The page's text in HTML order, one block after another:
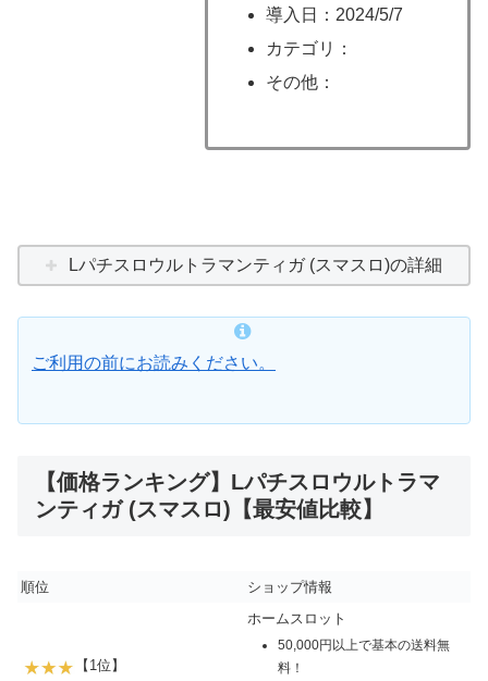
導入日：2024/5/7
カテゴリ：
その他：
Lパチスロウルトラマンティガ (スマスロ)の詳細
ご利用の前にお読みください。
【価格ランキング】Lパチスロウルトラマ
ンティガ (スマスロ)【最安値比較】
順位 ショップ情報
【1位】
ホームスロット
50,000円以上で基本の送料無
料！